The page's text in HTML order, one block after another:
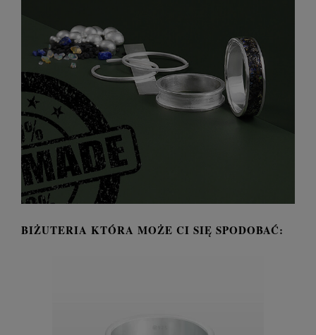
BIŻUTERIA KTÓRA MOŻE CI SIĘ SPODOBAĆ: